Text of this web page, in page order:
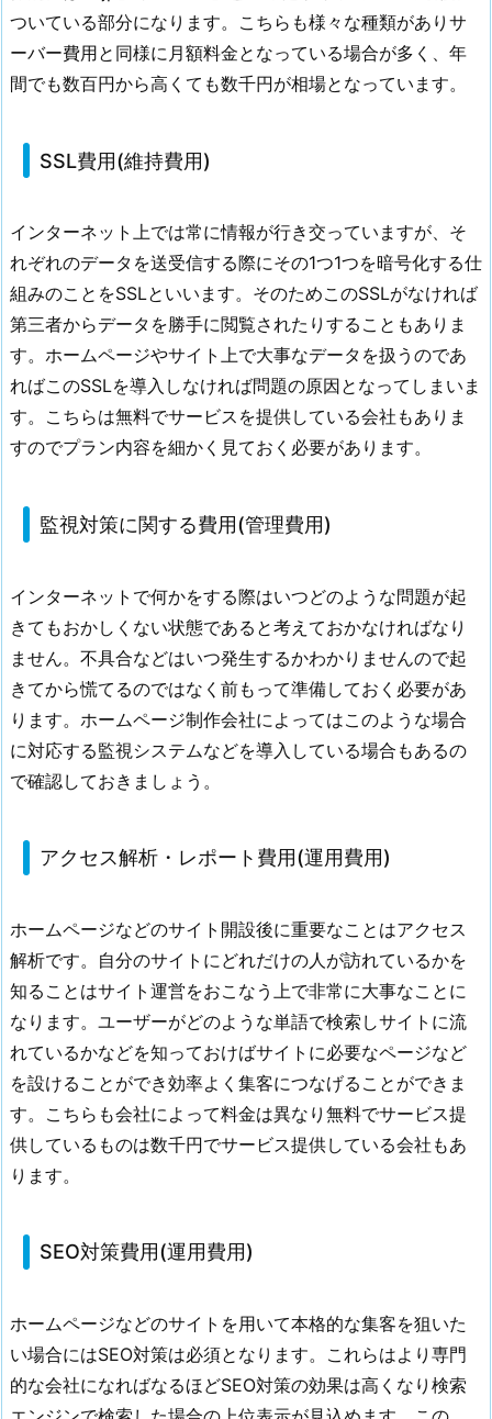
費
用)
4.
S
用
(維
持
費
用)
4.
4.
監
策
す
る
費
用
(管
理
用)
5.
セ
ス
解
析・
レ
ポ
ト
費
用
4.
6.
S
E
ついている部分になります。こちらも様々な種類がありサ
ーバー費用と同様に月額料金となっている場合が多く、年
間でも数百円から高くても数千円が相場となっています。
SSL費用(維持費用)
インターネット上では常に情報が行き交っていますが、そ
れぞれのデータを送受信する際にその1つ1つを暗号化する仕
組みのことをSSLといいます。そのためこのSSLがなければ
第三者からデータを勝手に閲覧されたりすることもありま
す。ホームページやサイト上で大事なデータを扱うのであ
ればこのSSLを導入しなければ問題の原因となってしまいま
す。こちらは無料でサービスを提供している会社もありま
すのでプラン内容を細かく見ておく必要があります。
監視対策に関する費用(管理費用)
インターネットで何かをする際はいつどのような問題が起
きてもおかしくない状態であると考えておかなければなり
ません。不具合などはいつ発生するかわかりませんので起
きてから慌てるのではなく前もって準備しておく必要があ
ります。ホームページ制作会社によってはこのような場合
に対応する監視システムなどを導入している場合もあるの
で確認しておきましょう。
アクセス解析・レポート費用(運用費用)
ホームページなどのサイト開設後に重要なことはアクセス
解析です。自分のサイトにどれだけの人が訪れているかを
知ることはサイト運営をおこなう上で非常に大事なことに
なります。ユーザーがどのような単語で検索しサイトに流
れているかなどを知っておけばサイトに必要なページなど
を設けることができ効率よく集客につなげることができま
す。こちらも会社によって料金は異なり無料でサービス提
供しているものは数千円でサービス提供している会社もあ
ります。
SEO対策費用(運用費用)
ホームページなどのサイトを用いて本格的な集客を狙いた
い場合にはSEO対策は必須となります。これらはより専門
的な会社になればなるほどSEO対策の効果は高くなり検索